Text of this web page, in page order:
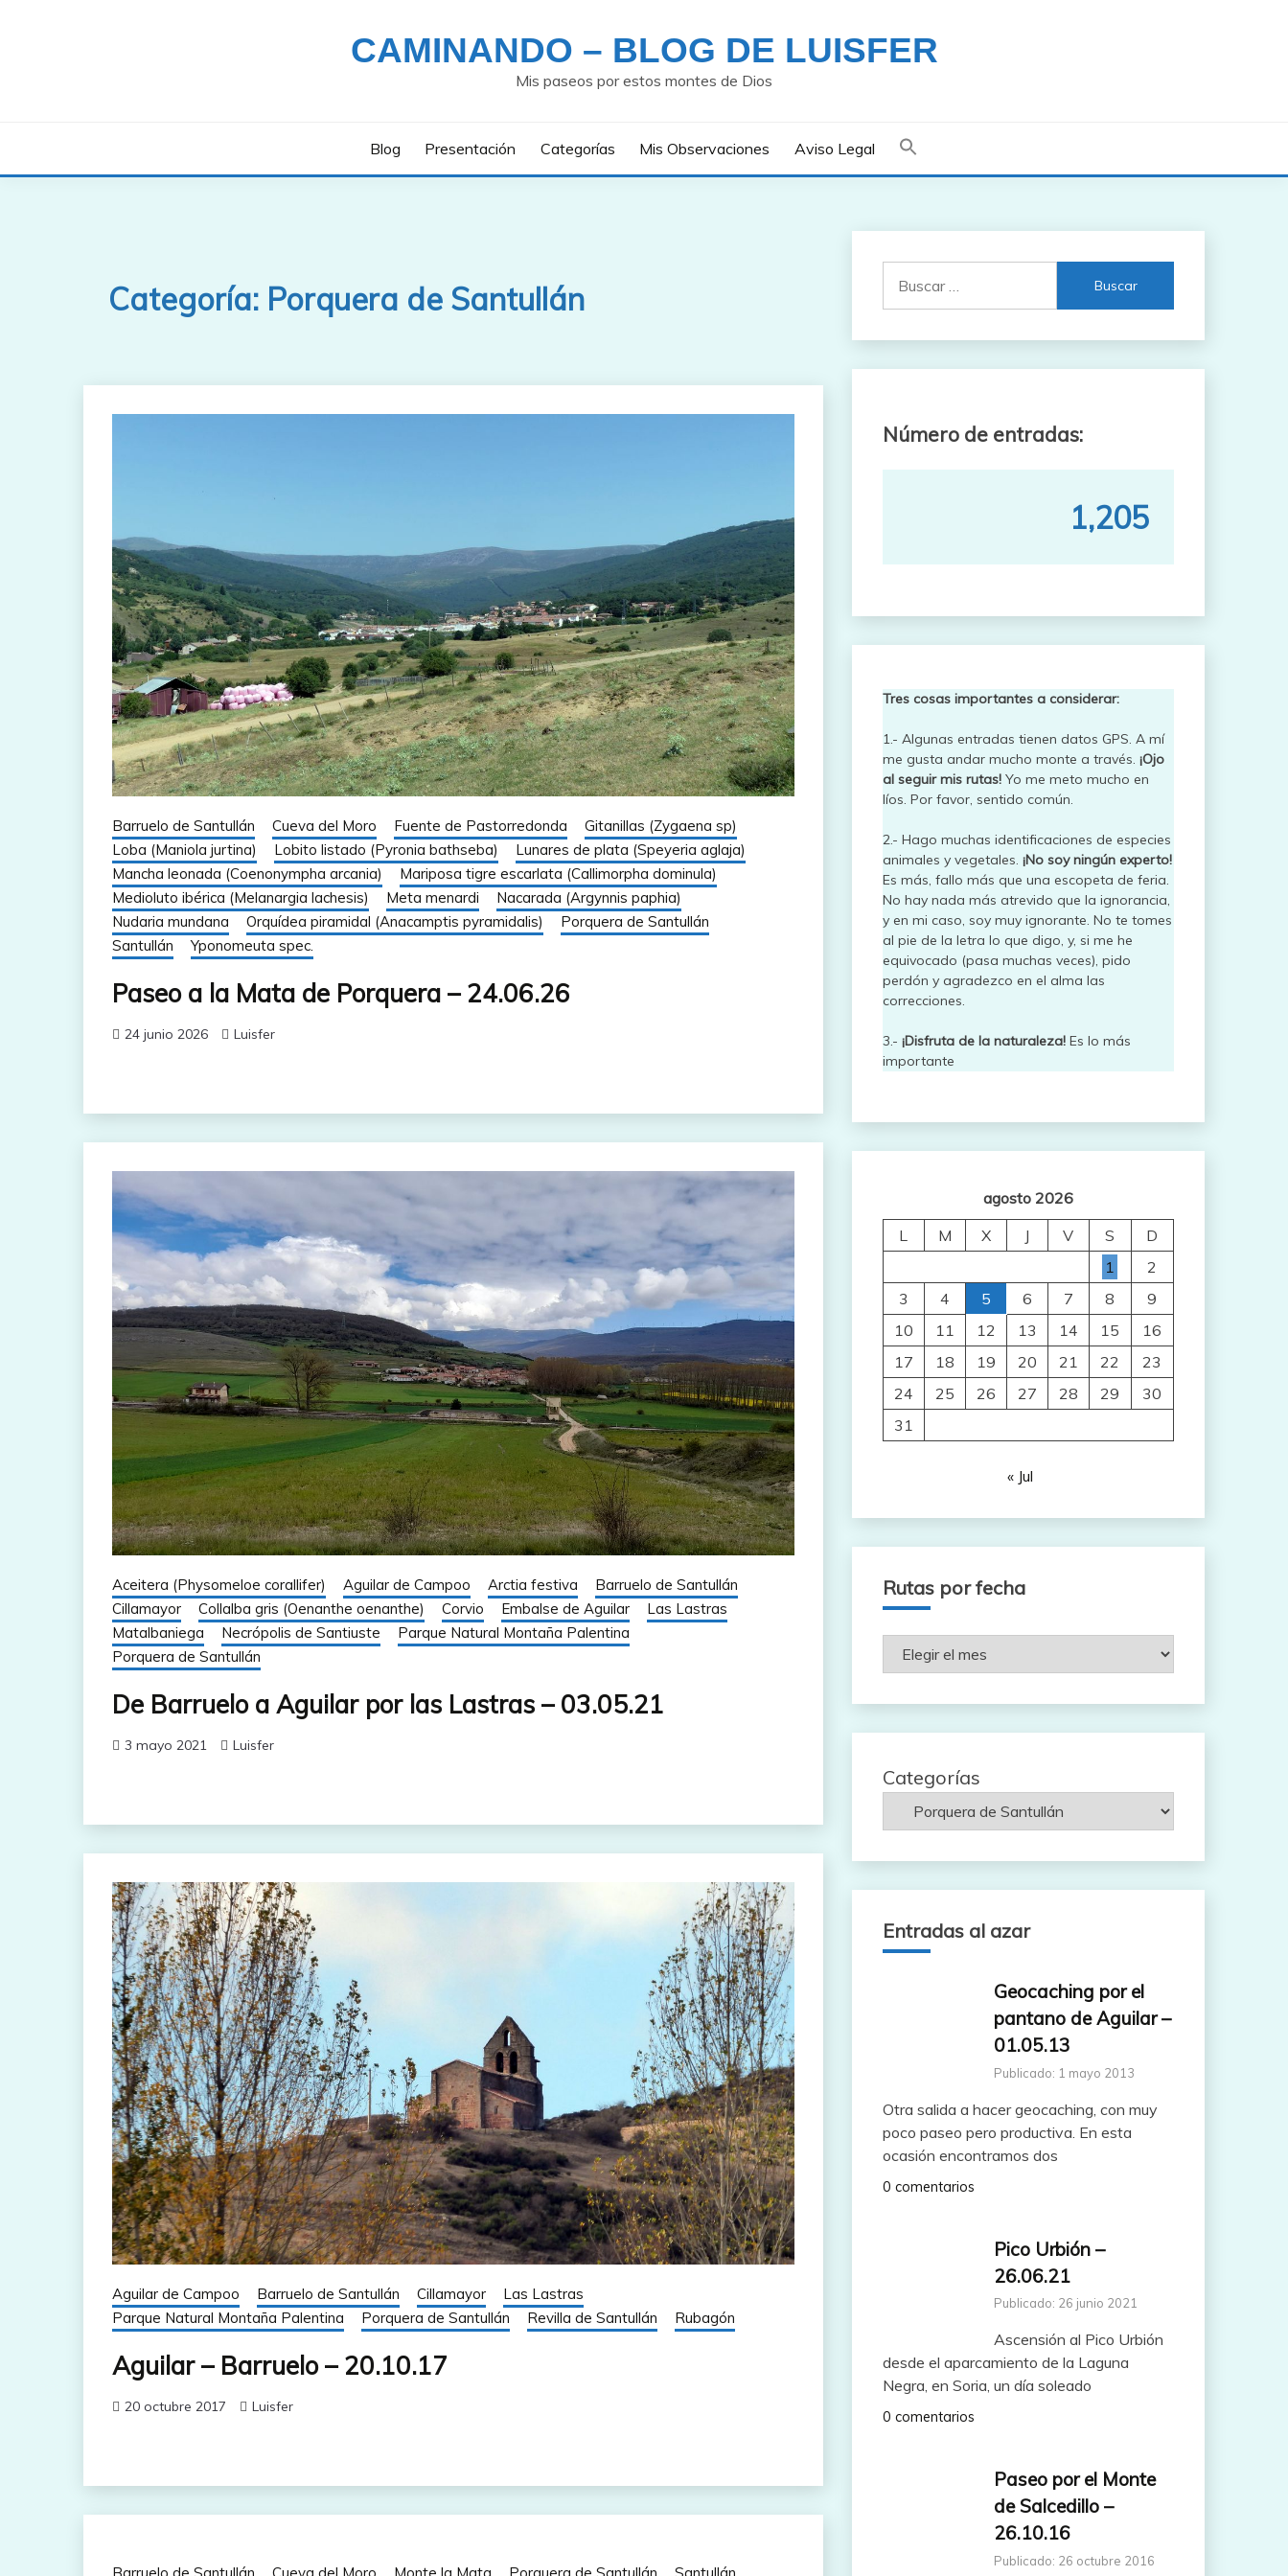
CAMINANDO – BLOG DE LUISFER
Mis paseos por estos montes de Dios
Blog Presentación Categorías Mis Observaciones Aviso Legal
Categoría: Porquera de Santullán
Barruelo de Santullán Cueva del Moro Fuente de Pastorredonda
Gitanillas (Zygaena sp)
Loba (Maniola jurtina)
Lobito listado (Pyronia bathseba)
Lunares de plata (Speyeria aglaja)
Mancha leonada (Coenonympha arcania)
Mariposa tigre escarlata (Callimorpha dominula)
Medioluto ibérica (Melanargia lachesis)
Meta menardi
Nacarada (Argynnis paphia)
Nudaria mundana
Orquídea piramidal (Anacamptis pyramidalis)
Porquera de Santullán
Santullán
Yponomeuta spec.
Paseo a la Mata de Porquera – 24.06.26
24 junio 2026 Luisfer
Aceitera (Physomeloe corallifer) Aguilar de Campoo Arctia festiva
Barruelo de Santullán
Cillamayor
Collalba gris (Oenanthe oenanthe) Corvio Embalse de Aguilar
Las Lastras
Matalbaniega
Necrópolis de Santiuste
Parque Natural Montaña Palentina
Porquera de Santullán
De Barruelo a Aguilar por las Lastras – 03.05.21
3 mayo 2021 Luisfer
Aguilar de Campoo Barruelo de Santullán Cillamayor
Las Lastras
Parque Natural Montaña Palentina
Porquera de Santullán Revilla de Santullán Rubagón
Aguilar – Barruelo – 20.10.17
20 octubre 2017 Luisfer
Número de entradas:
1,205
Tres cosas importantes a considerar:
1.- Algunas entradas tienen datos GPS. A mí
me gusta andar mucho monte a través. ¡Ojo
al seguir mis rutas!Yo me meto mucho en
líos. Por favor, sentido común.
2.- Hago muchas identificaciones de especies
animales y vegetales. ¡No soy ningún experto!
Es más, fallo más que una escopeta de feria.
No hay nada más atrevido que la ignorancia,
y en mi caso, soy muy ignorante. No te tomes
al pie de la letra lo que digo, y, si me he
equivocado (pasa muchas veces), pido
perdón y agradezco en el alma las
correcciones.
3.- ¡Disfruta de la naturaleza!Es lo más
importante
agosto 2026
L
M X J V S
D
1
2
3
4 5 6 7 8
9
10
11 12 13 14 15
16
17
18 19 20 21 22
23
24
25 26 27 28 29
30
31
« Jul
Rutas por fecha
Rutas
Categorías
Entradas al azar
Geocaching por el
pantano de Aguilar –
01.05.13
Publicado: 1 mayo 2013
Otra salida a hacer geocaching, con muy
poco paseo pero productiva. En esta
ocasión encontramos dos
0 comentarios
Pico Urbión –
26.06.21
Publicado: 26 junio 2021
Ascensión al Pico Urbión
desde el aparcamiento de la Laguna
Negra, en Soria, un día soleado
0 comentarios
Paseo por el Monte
de Salcedillo –
26.10.16
Publicado: 26 octubre 2016